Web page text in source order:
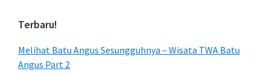
Terbaru!
Melihat Batu Angus Sesungguhnya – Wisata TWA Batu
Angus Part 2